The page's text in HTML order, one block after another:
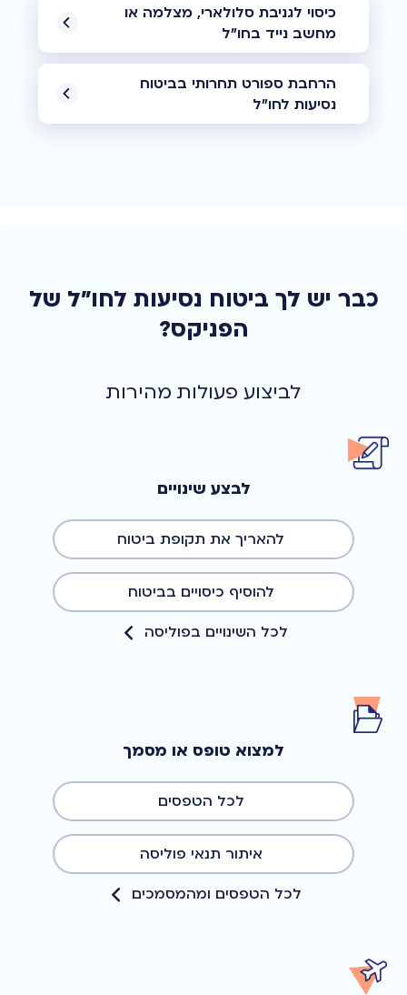
כיסוי לגניבת סלולארי, מצלמה או
מחשב נייד בחו"ל
הרחבת ספורט תחרותי בביטוח
נסיעות לחו"ל
כבר יש לך ביטוח נסיעות לחו"ל של
הפניקס?
לביצוע פעולות מהירות
לבצע שינויים
להאריך את תקופת ביטוח
להוסיף כיסויים בביטוח
לכל השינויים בפוליסה
למצוא טופס או מסמך
לכל הטפסים
איתור תנאי פוליסה
לכל הטפסים ומהמסמכים